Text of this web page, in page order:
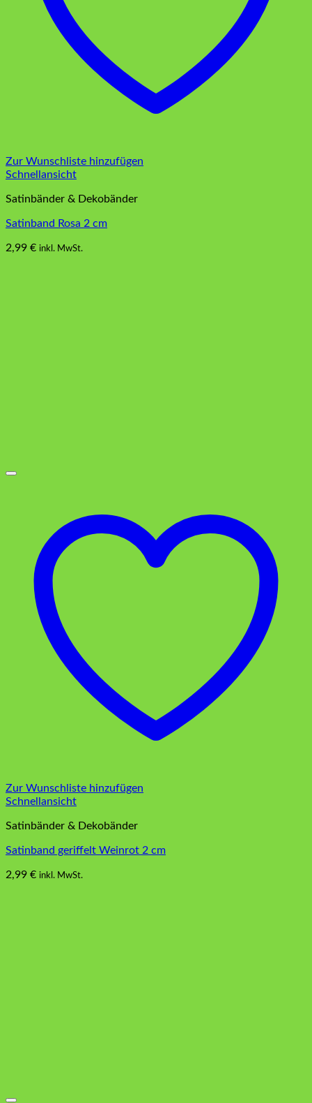
Zur Wunschliste hinzufügen
Schnellansicht
Satinbänder & Dekobänder
Satinband Rosa 2 cm
2,99 € inkl. MwSt.
Zur Wunschliste hinzufügen
Schnellansicht
Satinbänder & Dekobänder
Satinband geriffelt Weinrot 2 cm
2,99 € inkl. MwSt.